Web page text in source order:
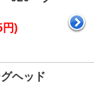
円)
ヘッド